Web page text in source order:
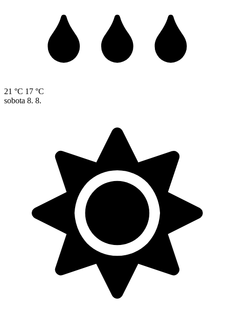
21 °C 17 °C
sobota 8. 8.